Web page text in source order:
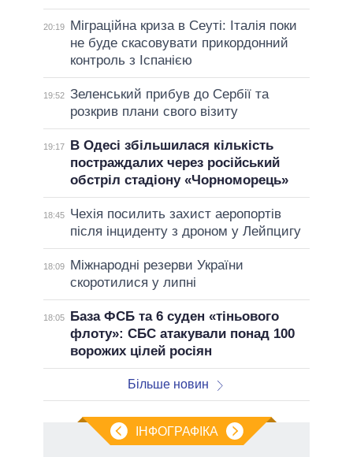
20:19
Міграційна криза в Сеуті: Італія поки
не буде скасовувати прикордонний
контроль з Іспанією
19:52 Зеленський прибув до Сербії та
розкрив плани свого візиту
19:17
В Одесі збільшилася кількість
постраждалих через російський
обстріл стадіону «Чорноморець»
18:45
Чехія посилить захист аеропортів
після інциденту з дроном у Лейпцигу
18:09
Міжнародні резерви України
скоротилися у липні
18:05
База ФСБ та 6 суден «тіньового
флоту»: СБС атакували понад 100
ворожих цілей росіян
Більше новин
ІНФОГРАФІКА